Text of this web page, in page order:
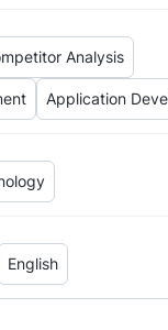
Analysis
Application
English